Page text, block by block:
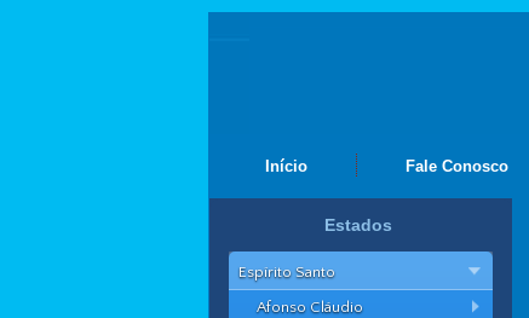
Início Fale Conosco
Estados
Espírito Santo
Afonso Cláudio